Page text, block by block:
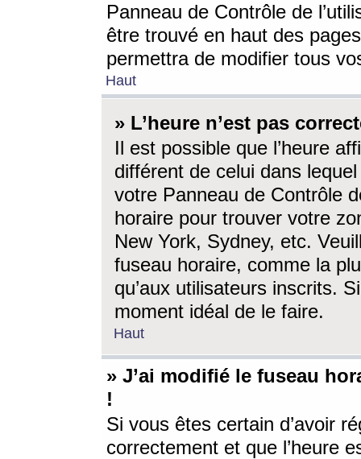
Panneau de Contrôle de
être trouvé en haut des
permettra de modifier tous
Haut
» L’heure n’est pas
Il est possible que l’heure
différent de celui dans
votre Panneau de Contrôle
horaire pour trouver votre
New York, Sydney, etc.
fuseau horaire, comme la
qu’aux utilisateurs inscrits.
moment idéal de le faire.
Haut
» J’ai modifié le fuseau
!
Si vous êtes certain d’avoir
correctement et que l’heure